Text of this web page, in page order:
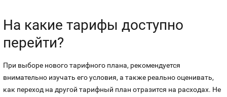
На какие тарифы доступно
перейти?
При выборе нового тарифного плана, рекомендуется
внимательно изучать его условия, а также реально оценивать,
как переход на другой тарифный план отразится на расходах. Не